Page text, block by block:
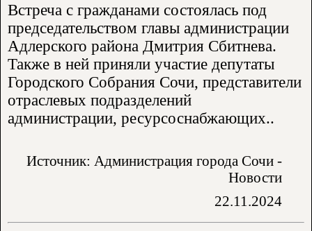
Встреча с гражданами состоялась под
председательством главы администрации
Адлерского района Дмитрия Сбитнева.
Также в ней приняли участие депутаты
Городского Собрания Сочи, представители
отраслевых подразделений
администрации, ресурсоснабжающих..
Источник: Администрация города Сочи -
Новости
22.11.2024